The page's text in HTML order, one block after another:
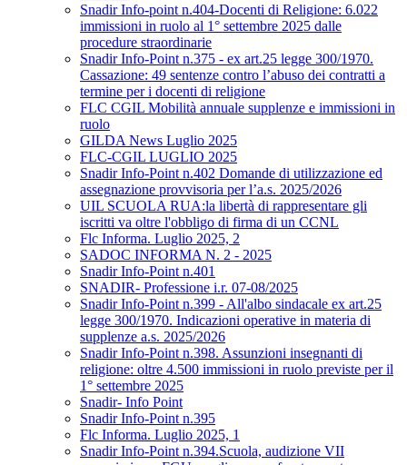
Snadir Info-point n.404-Docenti di Religione: 6.022
immissioni in ruolo al 1° settembre 2025 dalle
procedure straordinarie
Snadir Info-Point n.375 - ex art.25 legge 300/1970.
Cassazione: 49 sentenze contro l’abuso dei contratti a
termine per i docenti di religione
FLC CGIL Mobilità annuale supplenze e immissioni in
ruolo
GILDA News Luglio 2025
FLC-CGIL LUGLIO 2025
Snadir Info-Point n.402 Domande di utilizzazione ed
assegnazione provvisoria per l’a.s. 2025/2026
UIL SCUOLA RUA:la libertà di rappresentare gli
iscritti va oltre l'obbligo di firma di un CCNL
Flc Informa. Luglio 2025, 2
SADOC INFORMA N. 2 - 2025
Snadir Info-Point n.401
SNADIR- Professione i.r. 07-08/2025
Snadir Info-Point n.399 - All'albo sindacale ex art.25
legge 300/1970. Indicazioni operative in materia di
supplenze a.s. 2025/2026
Snadir Info-Point n.398. Assunzioni insegnanti di
religione: oltre 4.500 immissioni in ruolo previste per il
1° settembre 2025
Snadir- Info Point
Snadir Info-Point n.395
Flc Informa. Luglio 2025, 1
Snadir Info-Point n.394.Scuola, audizione VII